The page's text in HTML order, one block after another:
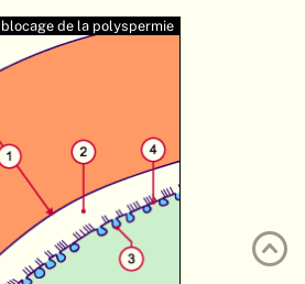
blocage de la polyspermie